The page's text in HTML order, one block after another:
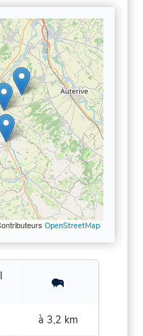
OpenStreetMap
à 3,2 km